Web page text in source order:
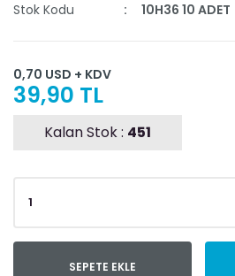
Stok Kodu
10H36 10 ADET
0,70 USD + KDV
39,90 TL
Kalan Stok : 451
SEPETE EKLE